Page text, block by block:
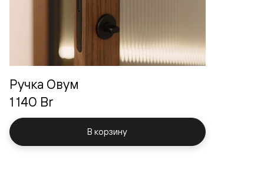
Ручка Овум
1 140 Br
В корзину